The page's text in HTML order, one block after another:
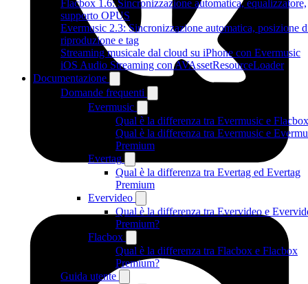
Flacbox 1.6: Sincronizzazione automatica, equalizzatore,
supporto OPUS
Evermusic 2.3: Sincronizzazione automatica, posizione
riproduzione e tag
Streaming musicale dal cloud su iPhone con Evermusic
iOS Audio Streaming con AVAssetResourceLoader
Documentazione
Domande frequenti
Evermusic
Qual è la differenza tra Evermusic e Flacbox
Qual è la differenza tra Evermusic e
Premium
Evertag
Qual è la differenza tra Evertag ed Evertag
Premium
Evervideo
Qual è la differenza tra Evervideo e
Premium?
Flacbox
Qual è la differenza tra Flacbox e Flacbox
Premium?
Guida utente